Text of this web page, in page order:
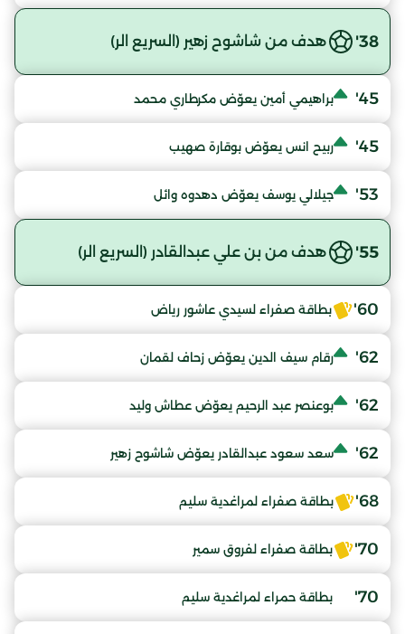
38' هدف من شاشوح زهير (السريع الر)
45' براهيمي أمين يعوّض مكرطاري محمد
45' ربيح انس يعوّض بوقارة صهيب
53' جيلالي يوسف يعوّض دهدوه وائل
55' هدف من بن علي عبدالقادر (السريع الر)
60' بطاقة صفراء لسيدي عاشور رياض
62' رقام سيف الدين يعوّض زحاف لقمان
62' بوعنصر عبد الرحيم يعوّض عطاش وليد
62' سعد سعود عبدالقادر يعوّض شاشوح زهير
68' بطاقة صفراء لمراغدية سليم
70' بطاقة صفراء لفروق سمير
70' بطاقة حمراء لمراغدية سليم